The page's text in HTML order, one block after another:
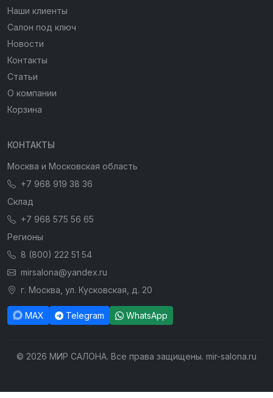
Наши клиенты
Салон под ключ
Новости
Контакты
Статьи
О компании
Корзина
КОНТАКТЫ
Москва и Московская область
+7 968 919 38 36
Склад
+7 968 575 56 65
Регионы
8 (800) 222 51 54
mirsalona@yandex.ru
г. Москва, ул. Кусковская, д. 20
MAX Telegram WhatsApp
© 2026 МИР САЛОНА. Все права защищены. mir-salona.ru